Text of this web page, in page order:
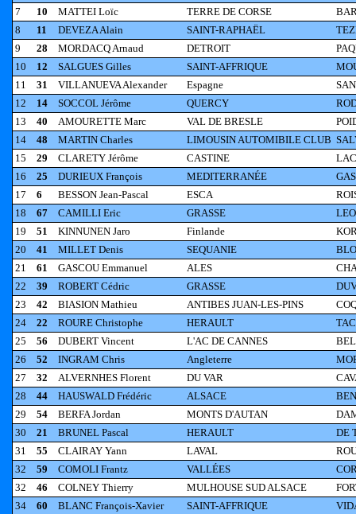
7
10 MATTEI Loïc TERRE DE CORSE
8
11 DEVEZA Alain SAINT-RAPHAËL
9
28 MORDACQ Arnaud DETROIT
10
12 SALGUES Gilles SAINT-AFFRIQUE
11
31 VILLANUEVA Alexander Espagne
12
14 SOCCOL Jérôme QUERCY
13
40 AMOURETTE Marc VAL DE BRESLE
14
48 MARTIN Charles LIMOUSIN AUTOMIBILE CLUB
15
29 CLARETY Jérôme CASTINE
16
25 DURIEUX François MEDITERRANÉE
17
6 BESSON Jean-Pascal ESCA
18
67 CAMILLI Eric GRASSE
19
51 KINNUNEN Jaro Finlande
20
41 MILLET Denis SEQUANIE
21
61 GASCOU Emmanuel ALES
22
39 ROBERT Cédric GRASSE
23
42 BIASION Mathieu ANTIBES JUAN-LES-PINS
24
22 ROURE Christophe HERAULT
25
56 DUBERT Vincent L'AC DE CANNES
26
52 INGRAM Chris Angleterre
27
32 ALVERNHES Florent DU VAR
28
44 HAUSWALD Frédéric ALSACE
29
54 BERFA Jordan MONTS D'AUTAN
30
21 BRUNEL Pascal HERAULT
DE
31
55 CLAIRAY Yann LAVAL
32
59 COMOLI Frantz VALLÉES
32
46 COLNEY Thierry MULHOUSE SUD ALSACE
34
60 BLANC François-Xavier SAINT-AFFRIQUE